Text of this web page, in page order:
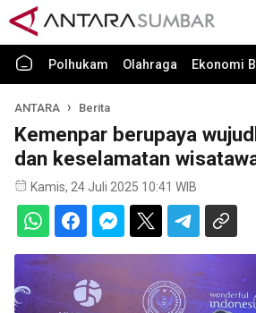
Polhukam Olahraga Ekonomi
ANTARA Berita
Kemenpar berupaya
dan keselamatan
Kamis, 24 Juli 2025 10:41 WIB